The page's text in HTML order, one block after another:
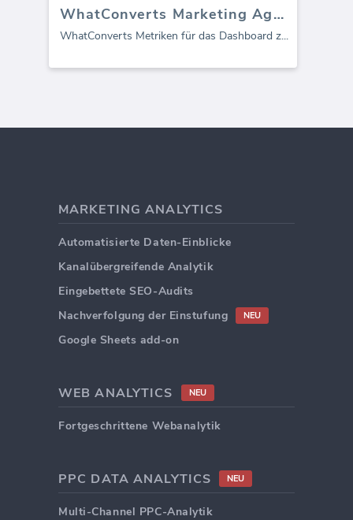
WhatConverts Marketing Agentur Dashboard
WhatConverts Metriken für das Dashboard z...
MARKETING ANALYTICS
Automatisierte Daten-Einblicke
Kanalübergreifende Analytik
Eingebettete SEO-Audits
Nachverfolgung der Einstufung
NEU
Google Sheets add-on
WEB ANALYTICS NEU
Fortgeschrittene Webanalytik
PPC DATA ANALYTICS NEU
Multi-Channel PPC-Analytik